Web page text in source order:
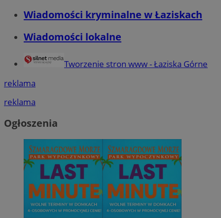
Wiadomości kryminalne w Łaziskach
Wiadomości lokalne
Tworzenie stron www - Łaziska Górne
reklama
reklama
Ogłoszenia